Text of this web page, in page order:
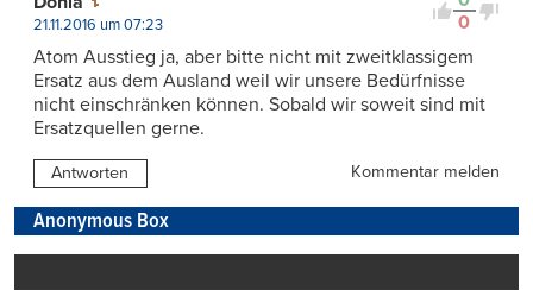
0
21.11.2016 um 07:23
Atom Ausstieg ja, aber bitte nicht mit zweitklassigem
Ersatz aus dem Ausland weil wir unsere Bedürfnisse
nicht einschränken können. Sobald wir soweit sind mit
Ersatzquellen gerne.
Antworten Kommentar melden
Anonymous Box